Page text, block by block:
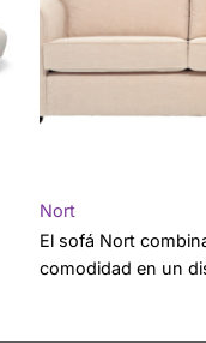
Nort
El sofá Nort
comodidad en un